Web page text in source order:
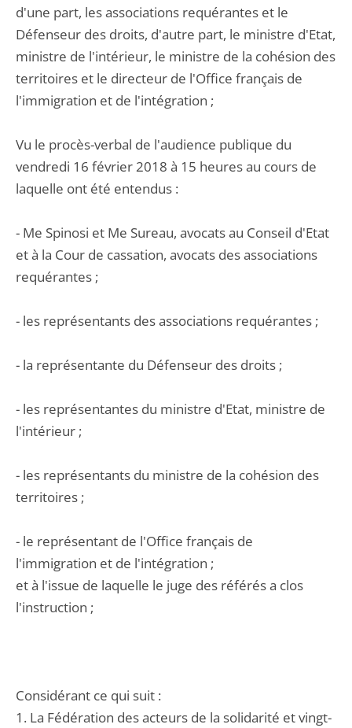
d'une part, les associations requérantes et le
Défenseur des droits, d'autre part, le ministre d'Etat,
ministre de l'intérieur, le ministre de la cohésion des
territoires et le directeur de l'Office français de
l'immigration et de l'intégration ;
Vu le procès-verbal de l'audience publique du
vendredi 16 février 2018 à 15 heures au cours de
laquelle ont été entendus :
- Me Spinosi et Me Sureau, avocats au Conseil d'Etat
et à la Cour de cassation, avocats des associations
requérantes ;
- les représentants des associations requérantes ;
- la représentante du Défenseur des droits ;
- les représentantes du ministre d'Etat, ministre de
l'intérieur ;
- les représentants du ministre de la cohésion des
territoires ;
- le représentant de l'Office français de
l'immigration et de l'intégration ;
et à l'issue de laquelle le juge des référés a clos
l'instruction ;
Considérant ce qui suit :
1. La Fédération des acteurs de la solidarité et vingt-